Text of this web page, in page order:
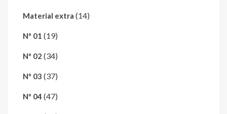
Material extra (14)
Nº 01 (19)
Nº 02 (34)
Nº 03 (37)
Nº 04 (47)